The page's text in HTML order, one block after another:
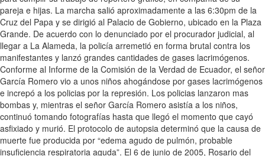
pareja e hijas. La marcha salió aproximadamente a las 6:30pm de la
Cruz del Papa y se dirigió al Palacio de Gobierno, ubicado en la Plaza
Grande. De acuerdo con lo denunciado por el procurador judicial, al
llegar a La Alameda, la policía arremetió en forma brutal contra los
manifestantes y lanzó grandes cantidades de gases lacrimógenos.
Conforme al Informe de la Comisión de la Verdad de Ecuador, el señor
García Romero vio a unos niños ahogándose por gases lacrimógenos
e increpó a los policias por la represión. Los policias lanzaron mas
bombas y, mientras el señor García Romero asistía a los niños,
continuó tomando fotografías hasta que llegó el momento que cayó
asfixiado y murió. El protocolo de autopsia determinó que la causa de
muerte fue producida por “edema agudo de pulmón, probable
insuficiencia respiratoria aguda”. El 6 de junio de 2005, Rosario del